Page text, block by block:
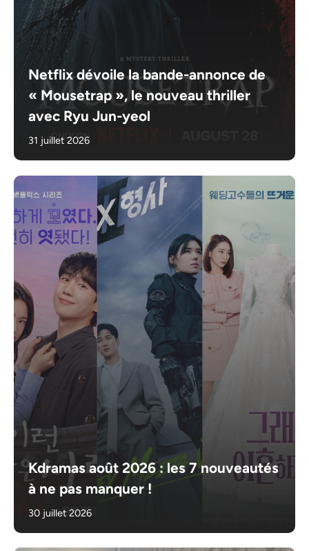
Netflix dévoile la bande-annonce de
« Mousetrap », le nouveau thriller
avec Ryu Jun-yeol
31 juillet 2026
Kdramas août 2026 : les 7 nouveautés
à ne pas manquer !
30 juillet 2026